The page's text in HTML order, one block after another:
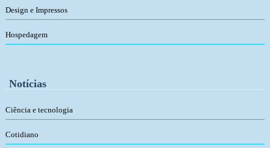
Design e Impressos
Hospedagem
Notícias
Ciência e tecnologia
Cotidiano